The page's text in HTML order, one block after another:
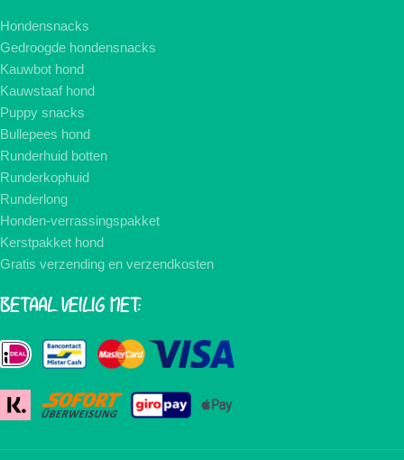
Hondensnacks
Gedroogde hondensnacks
Kauwbot hond
Kauwstaaf hond
Puppy snacks
Bullepees hond
Runderhuid botten
Runderkophuid
Runderlong
Honden-verrassingspakket
Kerstpakket hond
Gratis verzending en verzendkosten
BETAAL VEILIG MET: